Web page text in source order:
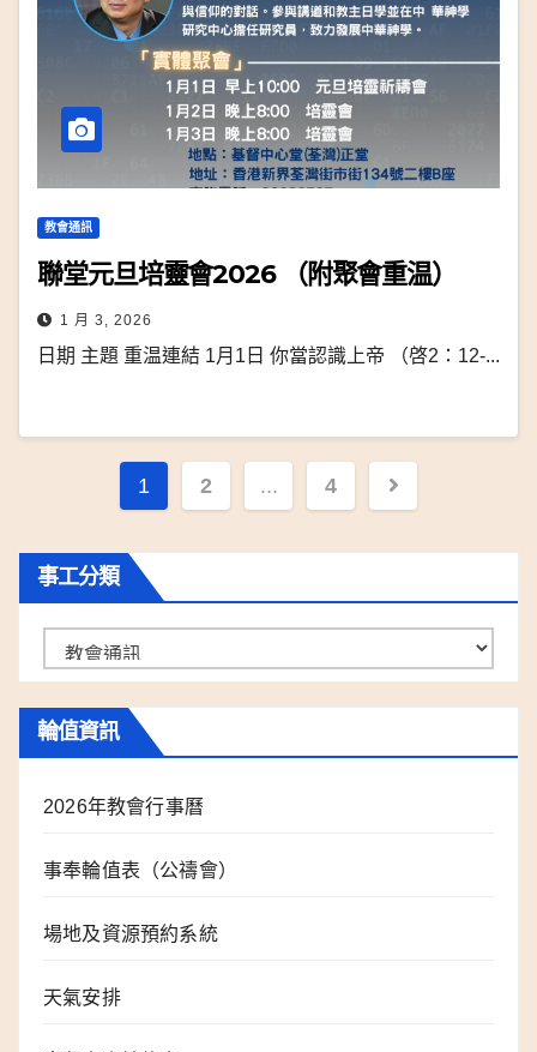
教會通訊
聯堂元旦培靈會2026 （附聚會重温）
1 月 3, 2026
日期 主題 重温連結 1月1日 你當認識上帝 （啓2：12-...
文
導
覽
1 2 ... 4
事工分類
工
分
輪值資訊
2026年教會行事曆
事奉輪值表（公禱會）
場地及資源預約系統
天氣安排